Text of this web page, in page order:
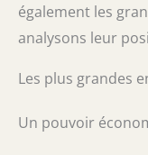
également les
analysons leur
Les plus grandes
Un pouvoir